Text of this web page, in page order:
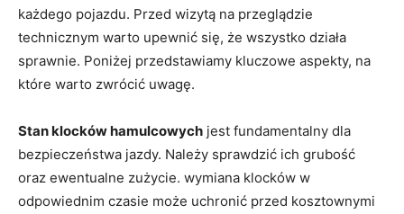
każdego pojazdu. Przed wizytą na przeglądzie
technicznym warto upewnić się, że wszystko działa
sprawnie. Poniżej przedstawiamy kluczowe aspekty, na
które warto zwrócić uwagę.
Stan klocków hamulcowych jest fundamentalny dla
bezpieczeństwa jazdy. Należy sprawdzić ich grubość
oraz ewentualne zużycie. wymiana klocków w
odpowiednim czasie może uchronić przed kosztownymi